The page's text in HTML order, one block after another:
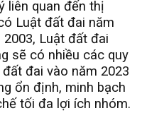
liên quan đến thị
Luật đất đai năm
Luật đất đai
sẽ có nhiều các quy
đai vào năm 2023
ổn định, minh bạch
tối đa lợi ích nhóm.